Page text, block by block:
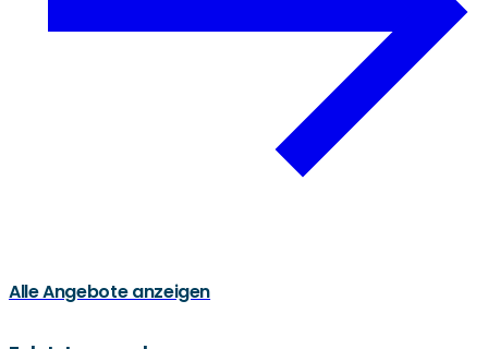
Alle Angebote anzeigen